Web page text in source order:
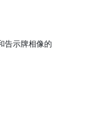
告示牌相像的